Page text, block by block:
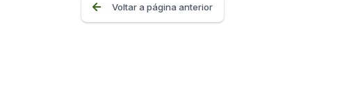
Voltar a página anterior